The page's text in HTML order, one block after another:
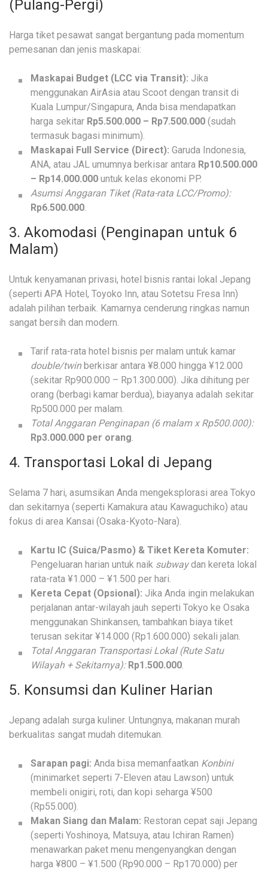
(Pulang-Pergi)
Harga tiket pesawat sangat bergantung pada momentum
pemesanan dan jenis maskapai:
Maskapai Budget (LCC via Transit): Jika
menggunakan AirAsia atau Scoot dengan transit di
Kuala Lumpur/Singapura, Anda bisa mendapatkan
harga sekitar Rp5.500.000 – Rp7.500.000 (sudah
termasuk bagasi minimum).
Maskapai Full Service (Direct): Garuda Indonesia,
ANA, atau JAL umumnya berkisar antara Rp10.500.000
– Rp14.000.000 untuk kelas ekonomi PP.
Asumsi Anggaran Tiket (Rata-rata LCC/Promo):
Rp6.500.000.
3. Akomodasi (Penginapan untuk 6
Malam)
Untuk kenyamanan privasi, hotel bisnis rantai lokal Jepang
(seperti APA Hotel, Toyoko Inn, atau Sotetsu Fresa Inn)
adalah pilihan terbaik. Kamarnya cenderung ringkas namun
sangat bersih dan modern.
Tarif rata-rata hotel bisnis per malam untuk kamar
double/twinberkisar antara ¥8.000 hingga ¥12.000
(sekitar Rp900.000 – Rp1.300.000). Jika dihitung per
orang (berbagi kamar berdua), biayanya adalah sekitar
Rp500.000 per malam.
Total Anggaran Penginapan (6 malam x Rp500.000):
Rp3.000.000 per orang.
4. Transportasi Lokal di Jepang
Selama 7 hari, asumsikan Anda mengeksplorasi area Tokyo
dan sekitarnya (seperti Kamakura atau Kawaguchiko) atau
fokus di area Kansai (Osaka-Kyoto-Nara).
Kartu IC (Suica/Pasmo) & Tiket Kereta Komuter:
Pengeluaran harian untuk naik subwaydan kereta lokal
rata-rata ¥1.000 – ¥1.500 per hari.
Kereta Cepat (Opsional): Jika Anda ingin melakukan
perjalanan antar-wilayah jauh seperti Tokyo ke Osaka
menggunakan Shinkansen, tambahkan biaya tiket
terusan sekitar ¥14.000 (Rp1.600.000) sekali jalan.
Total Anggaran Transportasi Lokal (Rute Satu
Wilayah + Sekitarnya): Rp1.500.000.
5. Konsumsi dan Kuliner Harian
Jepang adalah surga kuliner. Untungnya, makanan murah
berkualitas sangat mudah ditemukan.
Sarapan pagi: Anda bisa memanfaatkan Konbini
(minimarket seperti 7-Eleven atau Lawson) untuk
membeli onigiri, roti, dan kopi seharga ¥500
(Rp55.000).
Makan Siang dan Malam: Restoran cepat saji Jepang
(seperti Yoshinoya, Matsuya, atau Ichiran Ramen)
menawarkan paket menu mengenyangkan dengan
harga ¥800 – ¥1.500 (Rp90.000 – Rp170.000) per